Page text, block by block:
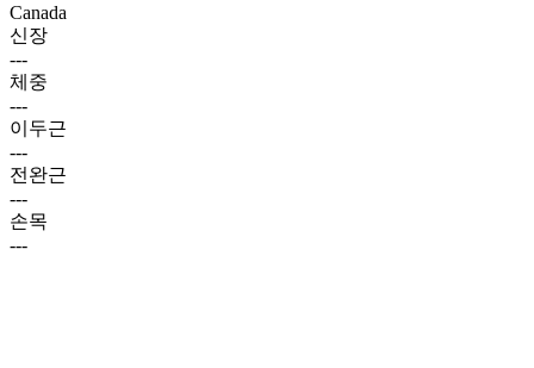
Canada
신장
---
체중
---
이두근
---
전완근
---
손목
---